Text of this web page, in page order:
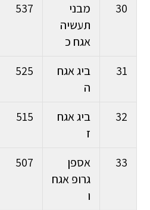
30
מבני
תעשיה
אגח כ
537
31
ביג אגח
ה
525
32
ביג אגח
ז
515
33
אספן
גרופ אגח
ו
507